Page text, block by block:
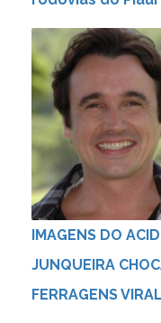
IMAGENS DO
JUNQUEIRA
FERRAGENS